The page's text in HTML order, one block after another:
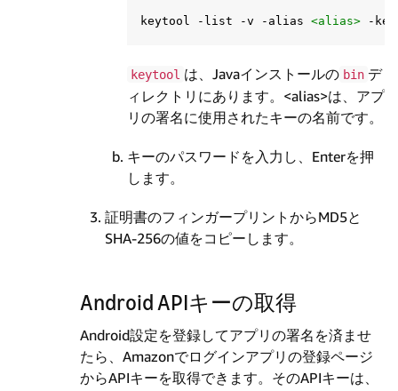
keytool -list -v -alias <alias> -
keytool は、Javaインストールの bin デ
ィレクトリにあります。<alias>は、アプ
リの署名に使用されたキーの名前です。
キーのパスワードを入力し、Enterを押
します。
証明書のフィンガープリントからMD5と
SHA-256の値をコピーします。
Android APIキーの取得
Android設定を登録してアプリの署名を済ませ
たら、Amazonでログインアプリの登録ページ
からAPIキーを取得できます。そのAPIキーは、